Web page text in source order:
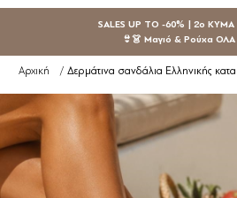
SALES UP TO -60% | 2ο
👙👗 Μαγιό & Ρούχα ΟΛΑ
Αρχική / Δερμάτινα σανδάλια Ελληνικής